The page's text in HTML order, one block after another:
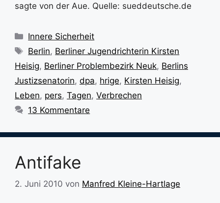
sagte von der Aue. Quelle: sueddeutsche.de
Kategorien
Innere Sicherheit
Schlagwörter
Berlin, Berliner Jugendrichterin Kirsten
Heisig, Berliner Problembezirk Neuk, Berlins
Justizsenatorin, dpa, hrige, Kirsten Heisig,
Leben, pers, Tagen, Verbrechen
13 Kommentare
Antifake
2. Juni 2010 von Manfred Kleine-Hartlage